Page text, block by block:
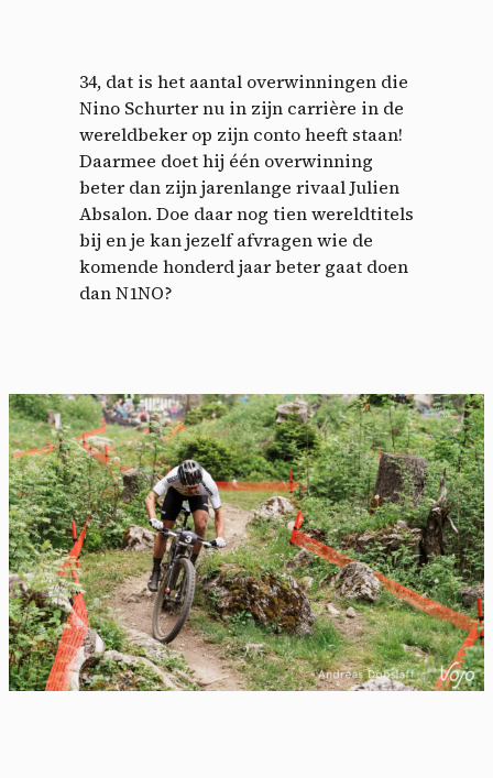
34, dat is het aantal overwinningen die
Nino Schurter nu in zijn carrière in de
wereldbeker op zijn conto heeft staan!
Daarmee doet hij één overwinning
beter dan zijn jarenlange rivaal Julien
Absalon. Doe daar nog tien wereldtitels
bij en je kan jezelf afvragen wie de
komende honderd jaar beter gaat doen
dan N1NO?